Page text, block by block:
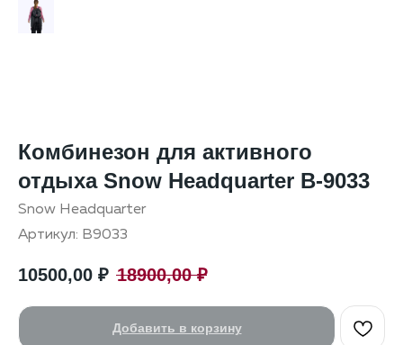
Комбинезон для активного
отдыха Snow Headquarter B-9033
Snow Headquarter
Артикул: B9033
10500,00 ₽ 18900,00 ₽
Добавить в корзину